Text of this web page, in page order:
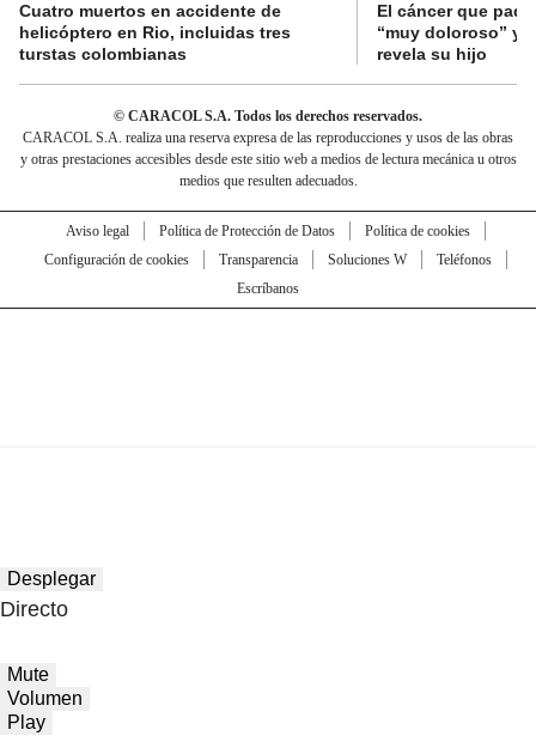
Cuatro muertos en accidente de
helicóptero en Rio, incluidas tres
turstas colombianas
El cáncer que
“muy doloroso” y
revela su hijo
© CARACOL S.A. Todos los derechos reservados.
CARACOL S.A. realiza una reserva expresa de las reproducciones y usos de las obras
y otras prestaciones accesibles desde este sitio web a medios de lectura mecánica u otros
medios que resulten adecuados.
Aviso legal Política de Protección de Datos
Política de cookies
Configuración de cookies
Transparencia Soluciones W
Teléfonos
Escríbanos
Desplegar
Directo
Mute
Volumen
Play